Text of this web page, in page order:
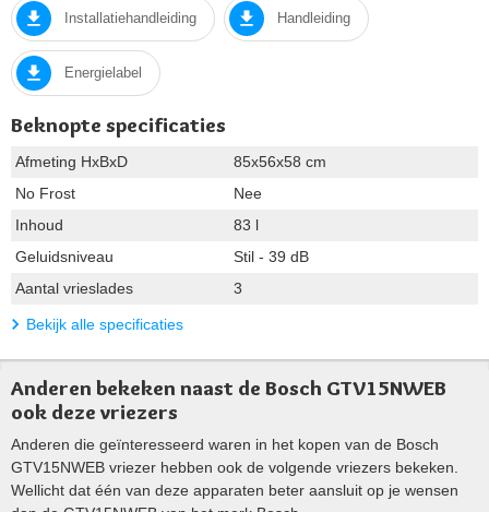
Installatiehandleiding Handleiding
Energielabel
Beknopte specificaties
Afmeting HxBxD
85x56x58 cm
No Frost
Nee
Inhoud
83 l
Geluidsniveau
Stil - 39 dB
Aantal vrieslades
3
Bekijk alle specificaties
Anderen bekeken naast de Bosch GTV15NWEB
ook deze vriezers
Anderen die geïnteresseerd waren in het kopen van de Bosch
GTV15NWEB vriezer hebben ook de volgende vriezers bekeken.
Wellicht dat één van deze apparaten beter aansluit op je wensen